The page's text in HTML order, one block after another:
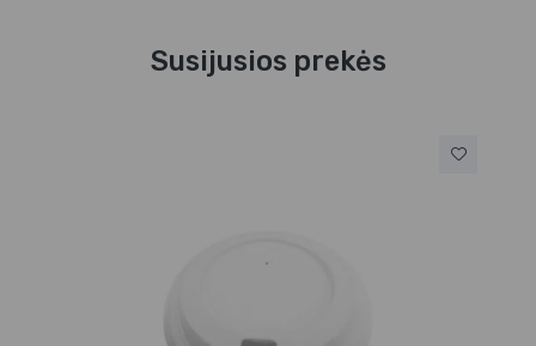
Susijusios prekės